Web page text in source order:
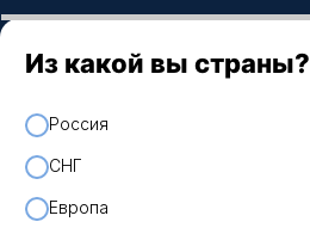
Из какой вы страны?
Россия
СНГ
Европа